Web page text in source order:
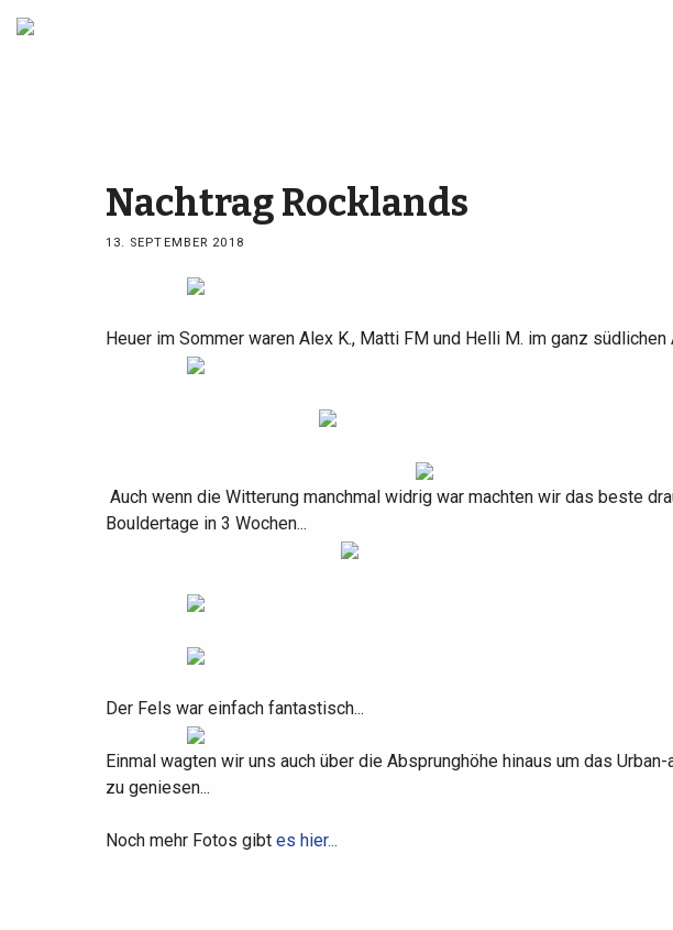
Nachtrag Rocklands
13. SEPTEMBER 2018
Heuer im Sommer waren Alex K., Matti FM und Helli M. im ganz südlichen
Auch wenn die Witterung manchmal widrig war machten wir das beste
Bouldertage in 3 Wochen...
Der Fels war einfach fantastisch...
Einmal wagten wir uns auch über die Absprunghöhe hinaus um das
zu geniesen...
Noch mehr Fotos gibt es hier...